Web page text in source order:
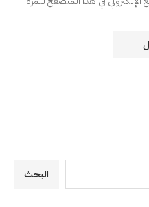
البحث